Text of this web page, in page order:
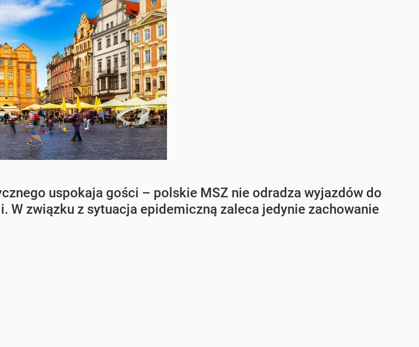
uspokaja gości – polskie MSZ nie odradza wyjazdów do
W związku z sytuacja epidemiczną zaleca jedynie zachowanie